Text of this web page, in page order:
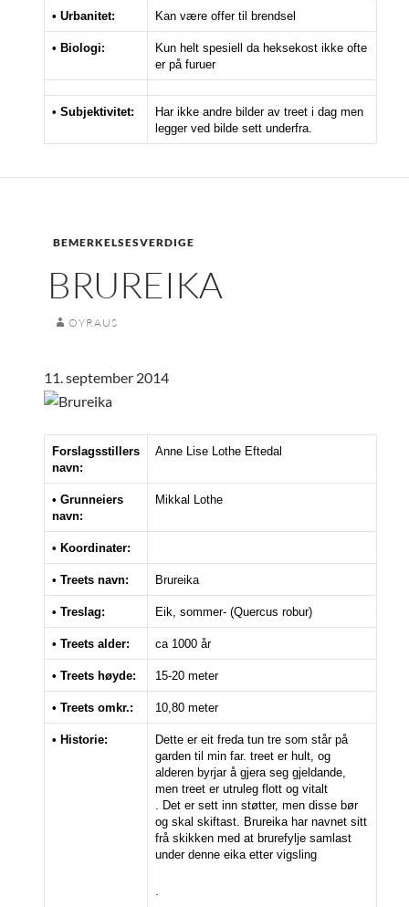
• Urbanitet: Kan være offer til brendsel
• Biologi:
Kun helt spesiell da heksekost ikke ofte
er på furuer
• Subjektivitet:
Har ikke andre bilder av treet i dag men
legger ved bilde sett underfra.
BEMERKELSESVERDIGE
BRUREIKA
OYRAUS
11. september 2014
Forslagsstillers
navn:
Anne Lise Lothe Eftedal
• Grunneiers
navn:
Mikkal Lothe
• Koordinater:
• Treets navn: Brureika
• Treslag: Eik, sommer- (Quercus robur)
• Treets alder: ca 1000 år
• Treets høyde: 15-20 meter
• Treets omkr.: 10,80 meter
• Historie:
Dette er eit freda tun tre som står på
garden til min far. treet er hult, og
alderen byrjar å gjera seg gjeldande,
men treet er utruleg flott og vitalt
. Det er sett inn støtter, men disse bør
og skal skiftast. Brureika har navnet sitt
frå skikken med at brurefylje samlast
under denne eika etter vigsling